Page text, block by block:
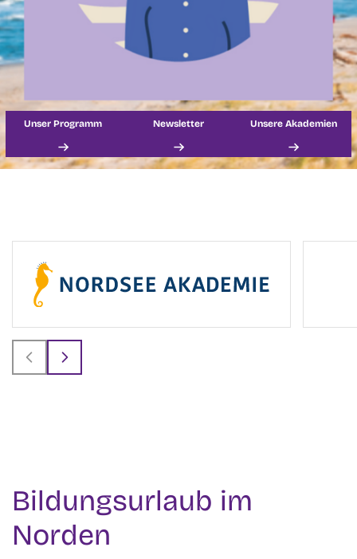
Unser Programm Newsletter Unsere Akademien
Logo1bis2von4sichtbar.
Bildungsurlaub im
Norden